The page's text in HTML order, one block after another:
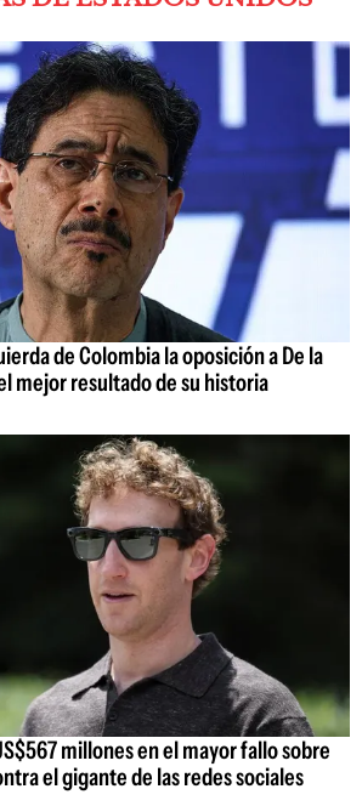
de Colombia la oposición a De la
mejor resultado de su historia
millones en el mayor fallo sobre
el gigante de las redes sociales